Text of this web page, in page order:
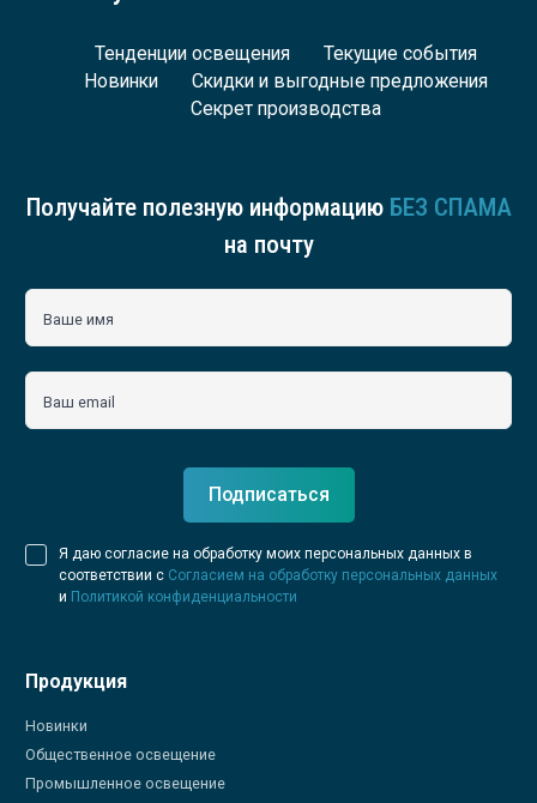
Тенденции освещения
Текущие события
Новинки
Скидки и выгодные предложения
Секрет производства
Получайте полезную информацию БЕЗ СПАМА
на почту
Ваше имя
Ваш email
Подписаться
Я даю согласие на обработку моих персональных данных в
соответствии с Согласием на обработку персональных данных
и Политикой конфиденциальности
Продукция
Новинки
Общественное освещение
Промышленное освещение